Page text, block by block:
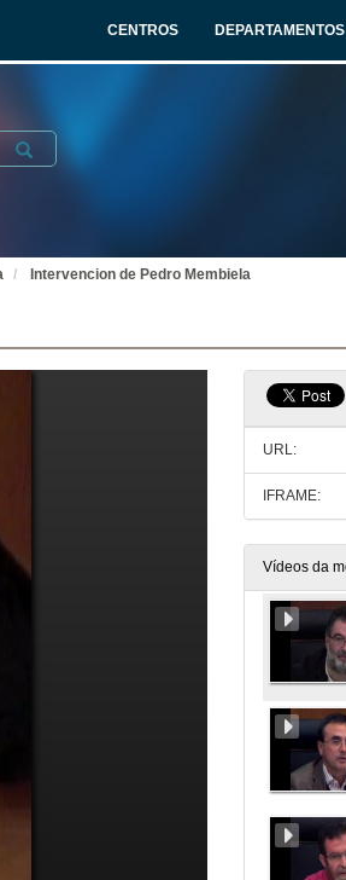
CENTROS DEPARTAMENTOS
Submit
Intervencion de Pedro Membiela
URL:
IFRAME:
Vídeos da